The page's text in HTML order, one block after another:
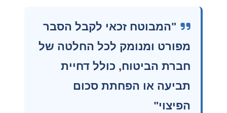
"המבוטח זכאי לקבל הסבר
מפורט ומנומק לכל החלטה של
חברת הביטוח, כולל דחיית
תביעה או הפחתת סכום
הפיצוי"